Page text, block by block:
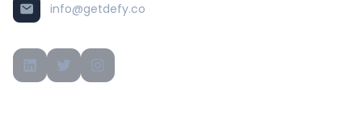
info@getdefy.co